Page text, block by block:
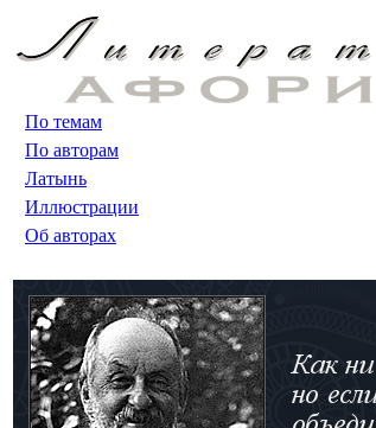
По темам
По авторам
Латынь
Иллюстрации
Об авторах